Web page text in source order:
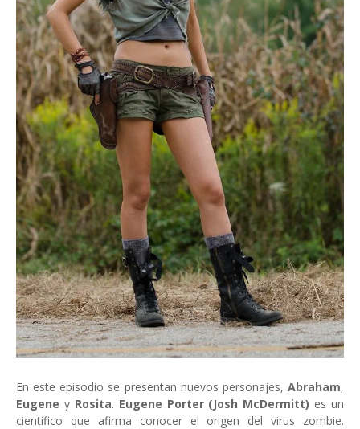
En este episodio se presentan nuevos personajes, Abraham,
Eugene y Rosita. Eugene Porter (Josh McDermitt) es un
científico que afirma conocer el origen del virus zombie.